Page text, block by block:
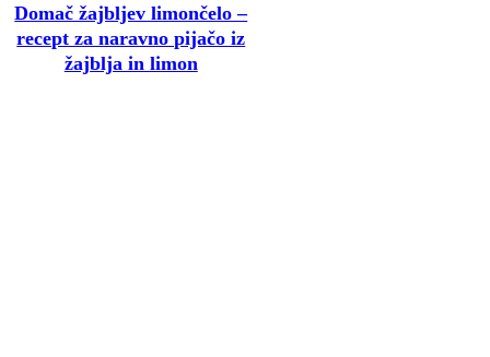
Domač žajbljev limončelo –
recept za naravno pijačo iz
žajblja in limon